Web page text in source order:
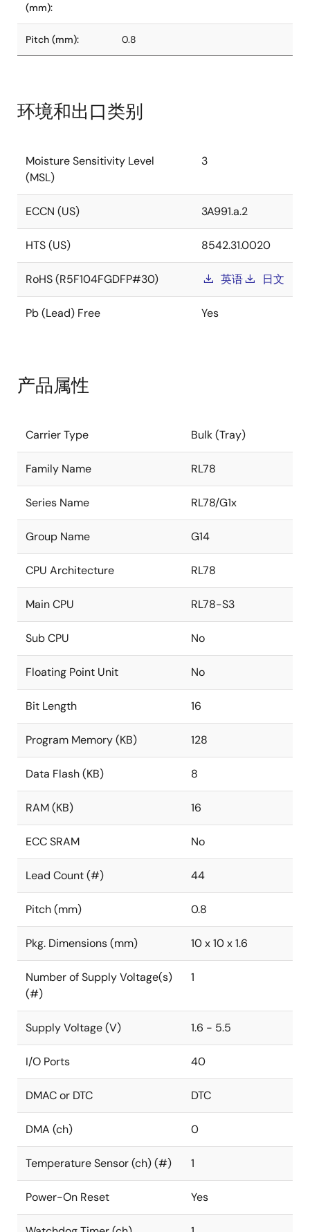
(mm):
Pitch (mm): 0.8
环境和出口类别
Moisture Sensitivity Level
(MSL)
3
ECCN (US) 3A991.a.2
HTS (US) 8542.31.0020
RoHS (R5F104FGDFP#30) 英语 日文
Pb (Lead) Free Yes
产品属性
Carrier Type Bulk (Tray)
Family Name RL78
Series Name RL78/G1x
Group Name G14
CPU Architecture RL78
Main CPU RL78-S3
Sub CPU No
Floating Point Unit No
Bit Length 16
Program Memory (KB) 128
Data Flash (KB) 8
RAM (KB) 16
ECC SRAM No
Lead Count (#) 44
Pitch (mm) 0.8
Pkg. Dimensions (mm) 10 x 10 x 1.6
Number of Supply Voltage(s)
(#)
1
Supply Voltage (V) 1.6 - 5.5
I/O Ports 40
DMAC or DTC DTC
DMA (ch) 0
Temperature Sensor (ch) (#) 1
Power-On Reset Yes